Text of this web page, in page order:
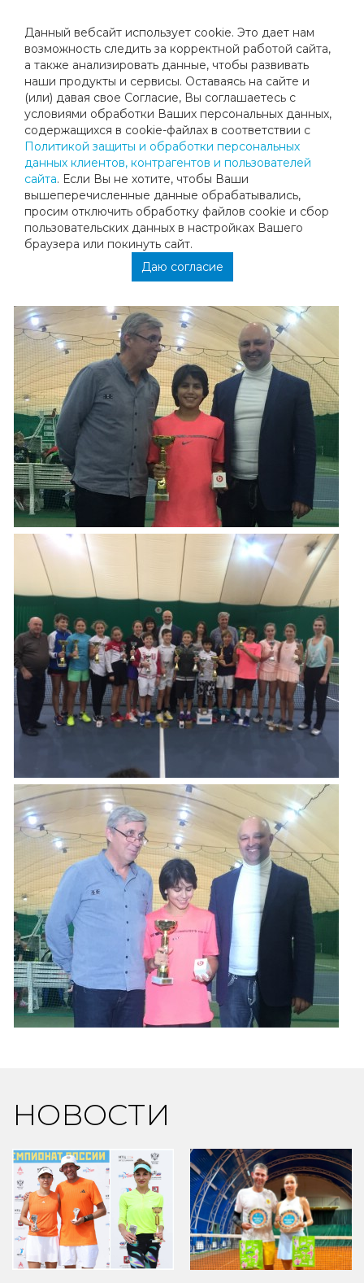
Данный вебсайт использует cookie. Это дает нам
возможность следить за корректной работой сайта,
а также анализировать данные, чтобы развивать
наши продукты и сервисы. Оставаясь на сайте и
(или) давая свое Согласие, Вы соглашаетесь с
условиями обработки Ваших персональных данных,
содержащихся в cookie-файлах в соответствии с
Политикой защиты и обработки персональных
данных клиентов, контрагентов и пользователей
сайта. Если Вы не хотите, чтобы Ваши
вышеперечисленные данные обрабатывались,
просим отключить обработку файлов cookie и сбор
пользовательских данных в настройках Вашего
браузера или покинуть сайт.
Даю согласие
ПЕРВЕНСТВО МОСКВЫ
На закончившемся в эту субботу Первенстве Москвы
(турнир высшей 1А категории) Даниэль Хазиме стал
финалистом! На пути к финалу Даниэль показал
хорошую, активную игру, в полуфинале обыграв Павла
Лагутина 6/1 6/4, на финал сил немного не хватило- 4/6
3/6 против Хамзы Насритдинова! Желаем Даниэлю
быстрого восстановления, преодоления себя в трудных
ситуациях и успехов в новых турнирах! (Тренер Гордеева
НОВОСТИ